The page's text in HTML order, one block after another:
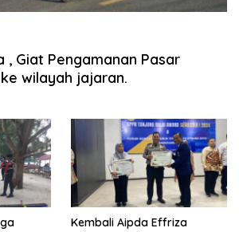
, Giat Pengamanan Pasar
wilayah jajaran.
Kembali Aipda Effriza